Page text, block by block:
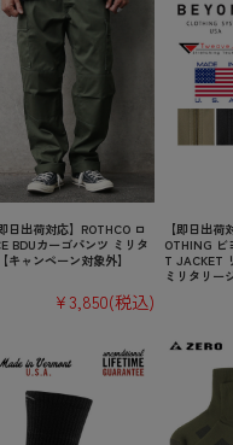
出荷対応】ROTHCO ロ
BDUカーゴパンツ ミリタ
キャンペーン対象外】
¥3,850(税込)
【即日出
OTHING ビ
T JACKET
ミリタリー